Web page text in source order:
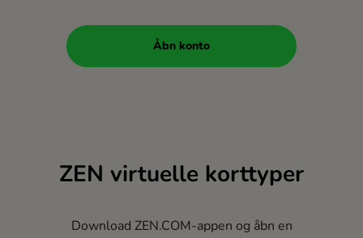
Åbn konto
ZEN virtuelle korttyper
Download ZEN.COM-appen og åbn en